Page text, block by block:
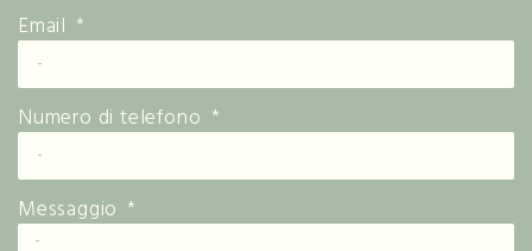
Email
Numero di telefono
Messaggio